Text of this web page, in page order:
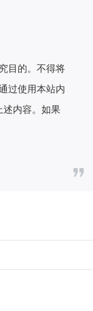
目的。不得将
过使用本站内
内容。如果